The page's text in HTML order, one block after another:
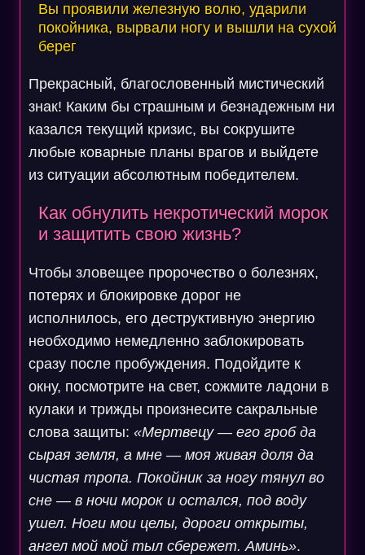
Вы проявили железную волю, ударили
покойника, вырвали ногу и вышли на сухой
берег
Прекрасный, благословенный мистический
знак! Каким бы страшным и безнадежным ни
казался текущий кризис, вы сокрушите
любые коварные планы врагов и выйдете
из ситуации абсолютным победителем.
Как обнулить некротический морок
и защитить свою жизнь?
Чтобы зловещее пророчество о болезнях,
потерях и блокировке дорог не
исполнилось, его деструктивную энергию
необходимо немедленно заблокировать
сразу после пробуждения. Подойдите к
окну, посмотрите на свет, сожмите ладони в
кулаки и трижды произнесите сакральные
слова защиты: «Мертвецу — его гроб да
сырая земля, а мне — моя живая доля да
чистая тропа. Покойник за ногу тянул во
сне — в ночи морок и остался, под воду
ушел. Ноги мои целы, дороги открыты,
ангел мой мой тыл сбережет. Аминь».